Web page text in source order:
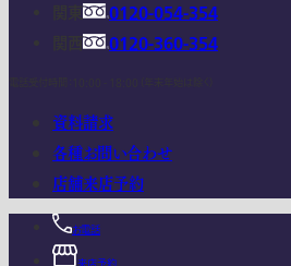
0120-054-354
0120-360-354
資料請求
各種お問い合わせ
店舗来店予約
お電話